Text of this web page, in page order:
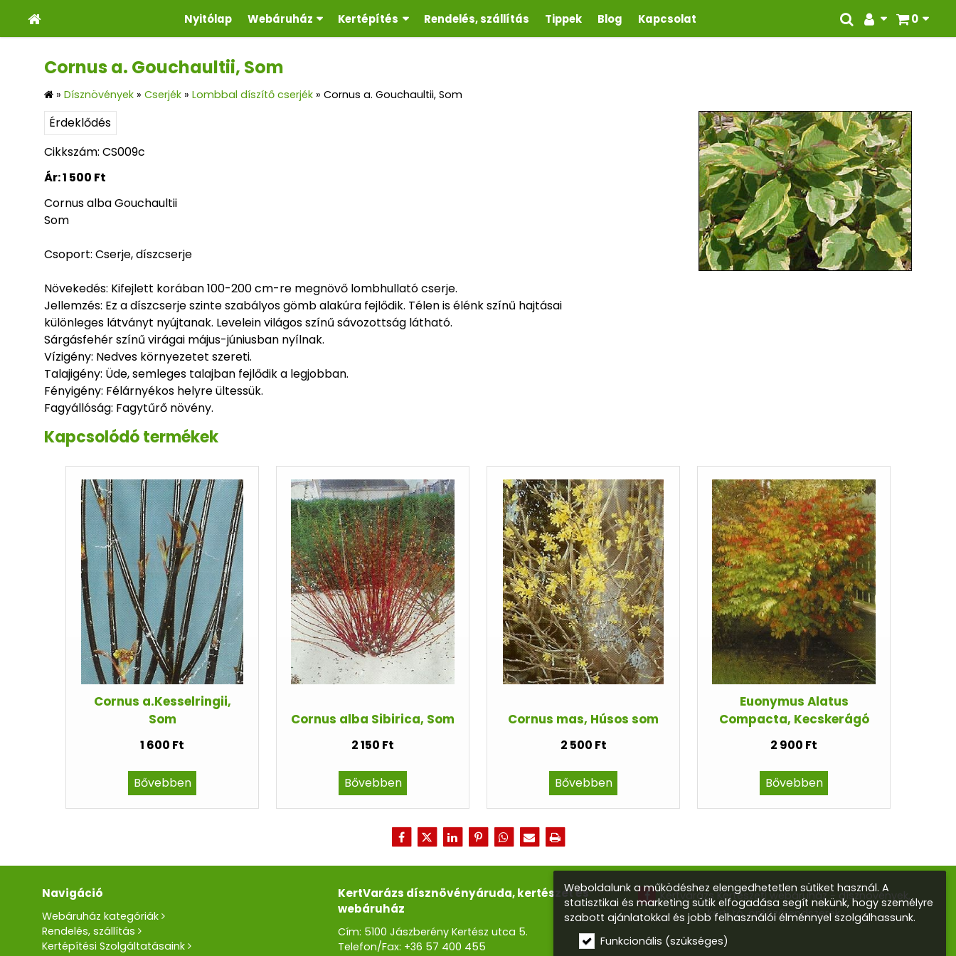
0
Nyitólap Webáruház Kertépítés Rendelés, szállítás Tippek Blog Kapcsolat
Cornus a. Gouchaultii, Som
» Dísznövények » Cserjék » Lombbal díszítő cserjék » Cornus a. Gouchaultii, Som
Érdeklődés
Cikkszám: CS009c
Ár:1 500 Ft
Cornus alba Gouchaultii
Som
Csoport: Cserje, díszcserje
Növekedés: Kifejlett korában 100-200 cm-re megnövő lombhullató cserje.
Jellemzés: Ez a díszcserje szinte szabályos gömb alakúra fejlődik. Télen is élénk színű hajtásai
különleges látványt nyújtanak. Levelein világos színű sávozottság látható.
Sárgásfehér színű virágai május-júniusban nyílnak.
Vízigény: Nedves környezetet szereti.
Talajigény: Üde, semleges talajban fejlődik a legjobban.
Fényigény: Félárnyékos helyre ültessük.
Fagyállóság: Fagytűrő növény.
Kapcsolódó termékek
Cornus a.Kesselringii,
Som
1 600 Ft
Bővebben
Cornus alba Sibirica, Som
2 150 Ft
Bővebben
Cornus mas, Húsos som
2 500 Ft
Bővebben
Euonymus Alatus
Compacta, Kecskerágó
2 900 Ft
Bővebben
Navigáció
Webáruház kategóriák
Rendelés, szállítás
Kertépítési Szolgáltatásaink
KertVarázs dísznövényáruda, kertészet és
webáruház
Cím: 5100 Jászberény Kertész utca 5.
Telefon/Fax: +36 57 400 455
Kertvarázs Kertészeti webáruház - dísznövények,
kerti tó, öntözőrendszerek
Weboldalunk a működéshez elengedhetetlen sütiket használ. A
statisztikai és marketing sütik elfogadása segít nekünk, hogy személyre
szabott ajánlatokkal és jobb felhasználói élménnyel szolgálhassunk.
Funkcionális (szükséges)